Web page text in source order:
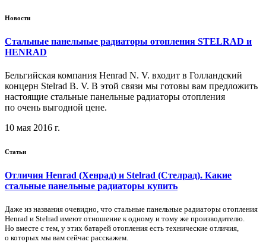
Новости
Стальные панельные радиаторы отопления STELRAD и
HENRAD
Бельгийская компания Henrad N. V. входит в Голландский
концерн Stelrad B. V. В этой связи мы готовы вам предложить
настоящие стальные панельные радиаторы отопления
по очень выгодной цене.
10 мая 2016 г.
Статьи
Отличия Henrad (Хенрад) и Stelrad (Стелрад). Какие
стальные панельные радиаторы купить
Даже из названия очевидно, что стальные панельные радиаторы отопления
Henrad и Stelrad имеют отношение к одному и тому же производителю.
Но вместе с тем, у этих батарей отопления есть технические отличия,
о которых мы вам сейчас расскажем.